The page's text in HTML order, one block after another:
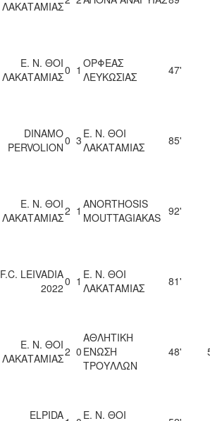
ΛΑΚΑΤΑΜΙΑΣ
Ε. Ν. ΘΟΙ
ΛΑΚΑΤΑΜΙΑΣ0 1 ΟΡΦΕΑΣ
ΛΕΥΚΩΣΙΑΣ
47'
DINAMO
PERVOLION0 3 Ε. Ν. ΘΟΙ
ΛΑΚΑΤΑΜΙΑΣ
85'
Ε. Ν. ΘΟΙ
ΛΑΚΑΤΑΜΙΑΣ2 1 ANORTHOSIS
MOUTTAGIAKAS 92'
F.C. LEIVADIA
20220 1 Ε. Ν. ΘΟΙ
ΛΑΚΑΤΑΜΙΑΣ
81'
Ε. Ν. ΘΟΙ
ΛΑΚΑΤΑΜΙΑΣ2 0
ΑΘΛΗΤΙΚΗ
ΕΝΩΣΗ
ΤΡΟΥΛΛΩΝ
48'
ELPIDA Ε. Ν. ΘΟΙ